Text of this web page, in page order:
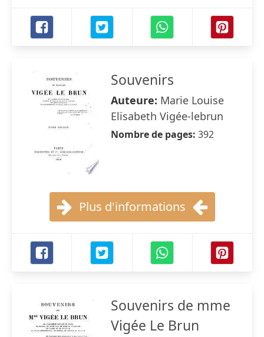
Souvenirs
Auteure: Marie Louise
Elisabeth Vigée-lebrun
Nombre de pages: 392
Plus d'informations
Souvenirs de mme
Vigée Le Brun